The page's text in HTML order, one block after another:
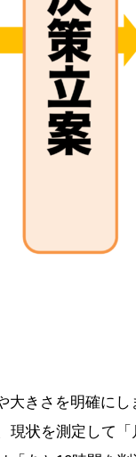
大きさを明確に
現状を測定して